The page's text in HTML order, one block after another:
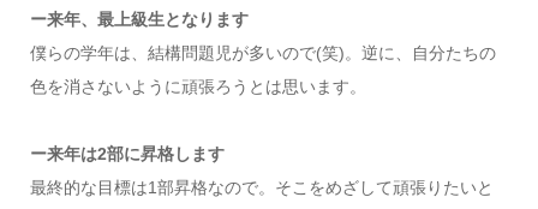
ー来年、最上級生となります
僕らの学年は、結構問題児が多いので(笑)。逆に、自分たちの
色を消さないように頑張ろうとは思います。
ー来年は2部に昇格します
最終的な目標は1部昇格なので。そこをめざして頑張りたいと